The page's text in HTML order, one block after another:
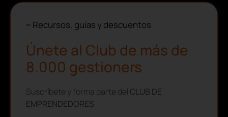
Recursos, guías y descuentos
Únete al Club de más de
8.000 gestioners
Suscríbete y forma parte del CLUB DE
EMPRENDEDORES